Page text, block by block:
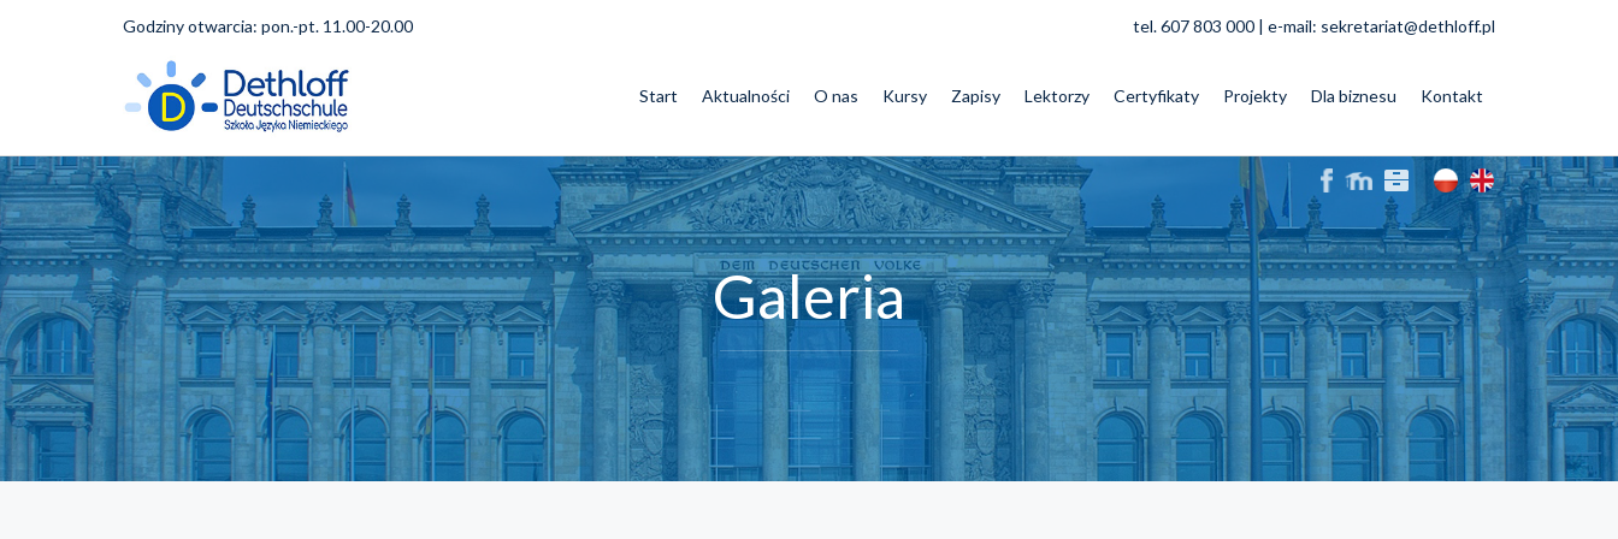
Godziny otwarcia: pon.-pt. 11.00-20.00 tel. 607 803 000 | e-mail: sekretariat@dethloff.pl
Start Aktualności O nas Kursy Zapisy Lektorzy Certyfikaty Projekty Dla biznesu Kontakt
Galeria